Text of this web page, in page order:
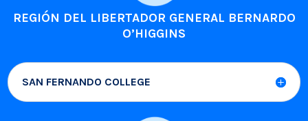
REGIÓN DEL LIBERTADOR GENERAL BERNARDO
O’HIGGINS
SAN FERNANDO COLLEGE